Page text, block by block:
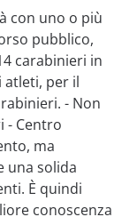
con uno o più
pubblico,
carabinieri in
atleti, per il
- Non
- Centro
ma
una solida
È quindi
conoscenza